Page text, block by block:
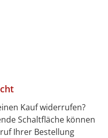
Kauf widerrufen?
Schaltfläche können
Ihrer Bestellung